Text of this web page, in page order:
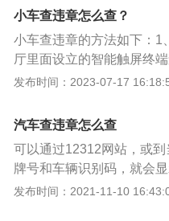
查询方便。2、打电话查
免费交通违章查询电话可
询情况。3、直接到所在城
所在城区交警大队查询，
印。4、车管所：大厅有自
所和交警大队因为联网还
小车查违章怎么查？
小车查违章的方法如下：1
厅里面设立的智能触屏终
务网站，点击车辆违章查
驶证；3、电话查询：通过
发布时间：2023-07-17
汽车查违章怎么查
可以通过12312网站，或
牌号和车辆识别码，就会
查询违章记录。汽车违章
发布时间：2021-11-10